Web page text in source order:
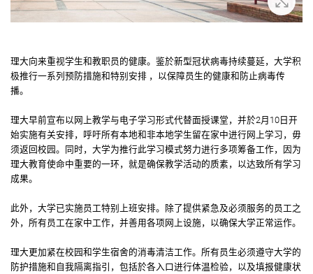
放大
理大向来重视学生和教职员的健康。鉴於新型冠状病毒持续蔓延，大学积
极推行一系列预防措施和特别安排 ，以保障员生的健康和防止病毒传
播。
理大早前宣布以网上教学与电子学习形式代替面授课堂，并於2月10日开
始实施有关安排，呼吁所有本地和非本地学生留在家中进行网上学习，毋
须返回校园。同时，大学为推行此学习模式努力进行多项筹备工作，因为
理大教育使命中重要的一环，就是确保教学活动的质素，以达致所有学习
成果。
此外，大学已实施员工特别上班安排。除了提供紧急及必须服务的员工之
外，所有员工在家中工作，并善用各项网上设施，以确保大学正常运作。
理大更加紧在校园和学生宿舍的消毒清洁工作。所有员生必须遵守大学的
防护措施和自我隔离指引，包括於各入口进行体温检验，以及填报健康状